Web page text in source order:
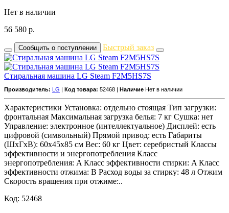
Нет в наличии
56 580 р.
Сообщить о поступлении Быстрый заказ
Стиральная машина LG Steam F2M5HS7S
Производитель: LG Код товара: 52468 | Наличие Нет в наличии
Характеристики Установка: отдельно стоящая Тип загрузки:
фронтальная Максимальная загрузка белья: 7 кг Сушка: нет
Управление: электронное (интеллектуальное) Дисплей: есть
цифровой (символьный) Прямой привод: есть Габариты
(ШxГxВ): 60x45x85 см Вес: 60 кг Цвет: серебристый Классы
эффективности и энергопотребления Класс
энергопотребления: A Класс эффективности стирки: A Класс
эффективности отжима: B Расход воды за стирку: 48 л Отжим
Скорость вращения при отжиме:..
Код: 52468